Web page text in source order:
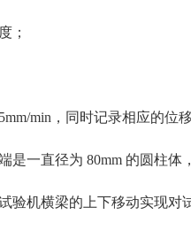
；
min，同时记录相应的位
是一直径为 80mm 的圆柱体
验机横梁的上下移动实现对